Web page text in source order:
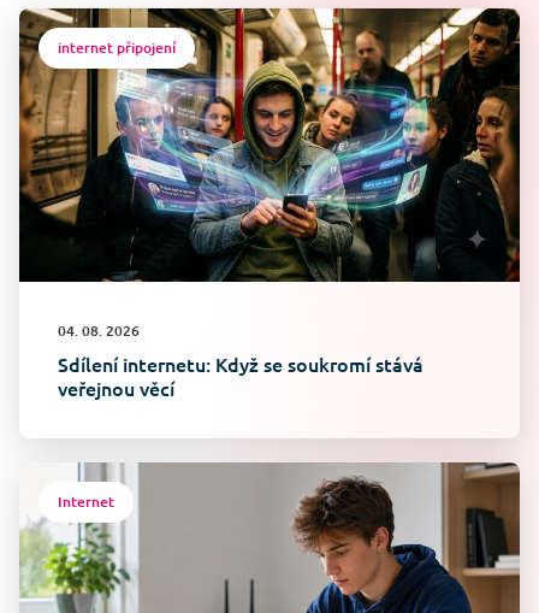
internet připojení
04. 08. 2026
Sdílení internetu: Když se soukromí stává
veřejnou věcí
Internet